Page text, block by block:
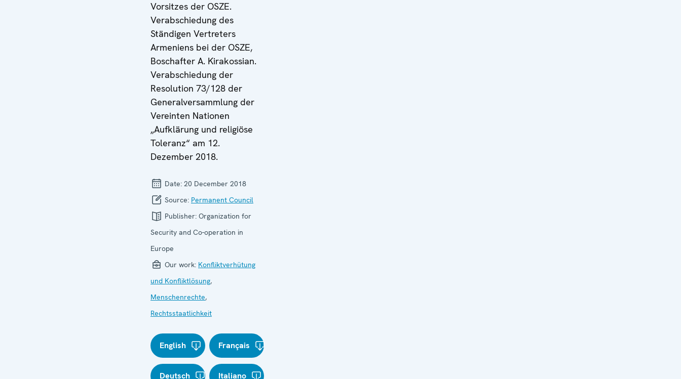
Vorsitzes der OSZE.
Verabschiedung des
Ständigen Vertreters
Armeniens bei der OSZE,
Boschafter A. Kirakossian.
Verabschiedung der
Resolution 73/128 der
Generalversammlung der
Vereinten Nationen
„Aufklärung und religiöse
Toleranz“ am 12.
Dezember 2018.
Date: 20 December 2018
Source: Permanent Council
Publisher: Organization for
Security and Co-operation in
Europe
Our work: Konfliktverhütung
und Konfliktlösung,
Menschenrechte,
Rechtsstaatlichkeit
English Français
Deutsch Italiano